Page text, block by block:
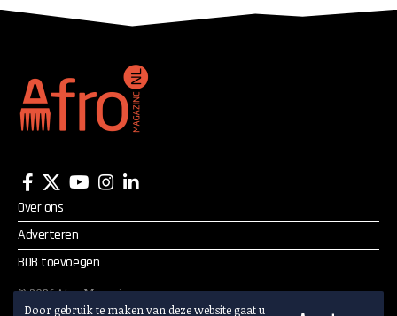
Door gebruik te maken van deze website gaat u
Over ons
Adverteren
BOB toevoegen
©2026Afro Magazine.
Alle rechten voorbehouden.